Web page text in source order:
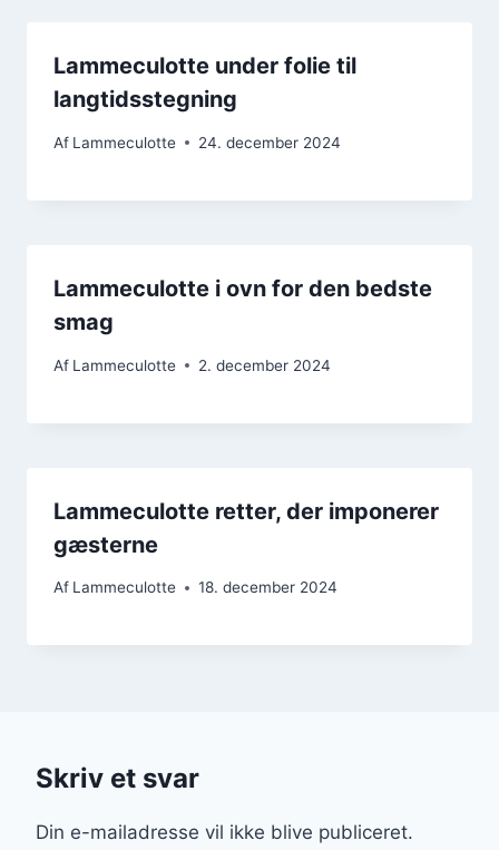
Lammeculotte under folie til
langtidsstegning
Af Lammeculotte 24. december 2024
Lammeculotte i ovn for den bedste
smag
Af Lammeculotte 2. december 2024
Lammeculotte retter, der imponerer
gæsterne
Af Lammeculotte 18. december 2024
Skriv et svar
Din e-mailadresse vil ikke blive publiceret.